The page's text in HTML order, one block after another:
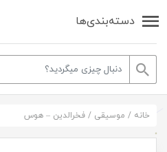
دسته‌بندی‌ها
خانه / موسیقی / فخرالدین – هوس